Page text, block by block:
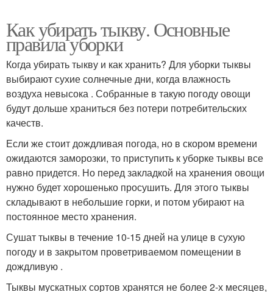
Как убирать тыкву. Основные
правила уборки
Когда убирать тыкву и как хранить? Для уборки тыквы
выбирают сухие солнечные дни, когда влажность
воздуха невысока . Собранные в такую погоду овощи
будут дольше храниться без потери потребительских
качеств.
Если же стоит дождливая погода, но в скором времени
ожидаются заморозки, то приступить к уборке тыквы все
равно придется. Но перед закладкой на хранения овощи
нужно будет хорошенько просушить. Для этого тыквы
складывают в небольшие горки, и потом убирают на
постоянное место хранения.
Сушат тыквы в течение 10-15 дней на улице в сухую
погоду и в закрытом проветриваемом помещении в
дождливую .
Тыквы мускатных сортов хранятся не более 2-х месяцев,